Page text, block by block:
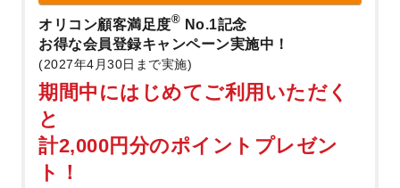
オリコン顧客満足度® No.1記念
お得な会員登録キャンペーン実施中！
(2027年4月30日まで実施)
期間中にはじめてご利用いただく
と
計2,000円分のポイントプレゼン
ト！